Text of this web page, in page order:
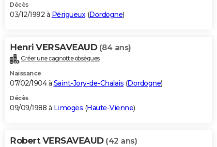
Décès
03/12/1992 à Périgueux(Dordogne)
Henri VERSAVEAUD (84 ans)
Créer une cagnotte obsèques
Naissance
07/02/1904 à Saint-Jory-de-Chalais (Dordogne)
Décès
09/09/1988 à Limoges (Haute-Vienne)
Robert VERSAVEAUD (42 ans)